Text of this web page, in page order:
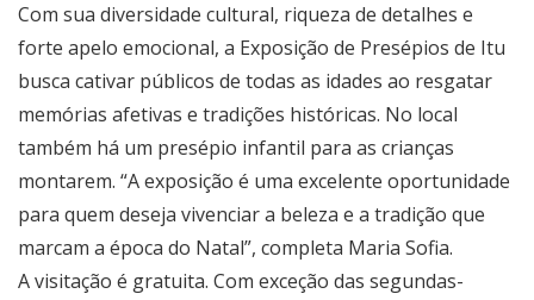
Com sua diversidade cultural, riqueza de detalhes e
forte apelo emocional, a Exposição de Presépios de Itu
busca cativar públicos de todas as idades ao resgatar
memórias afetivas e tradições históricas. No local
também há um presépio infantil para as crianças
montarem. “A exposição é uma excelente oportunidade
para quem deseja vivenciar a beleza e a tradição que
marcam a época do Natal”, completa Maria Sofia.
A visitação é gratuita. Com exceção das segundas-